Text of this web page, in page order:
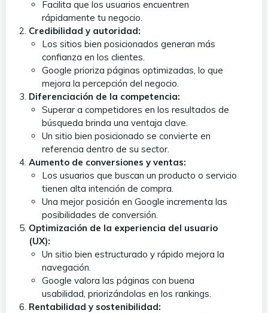
Facilita que los usuarios encuentren
rápidamente tu negocio.
Credibilidad y autoridad:
Los sitios bien posicionados generan más
confianza en los clientes.
Google prioriza páginas optimizadas, lo que
mejora la percepción del negocio.
Diferenciación de la competencia:
Superar a competidores en los resultados de
búsqueda brinda una ventaja clave.
Un sitio bien posicionado se convierte en
referencia dentro de su sector.
Aumento de conversiones y ventas:
Los usuarios que buscan un producto o servicio
tienen alta intención de compra.
Una mejor posición en Google incrementa las
posibilidades de conversión.
Optimización de la experiencia del usuario
(UX):
Un sitio bien estructurado y rápido mejora la
navegación.
Google valora las páginas con buena
usabilidad, priorizándolas en los rankings.
Rentabilidad y sostenibilidad: